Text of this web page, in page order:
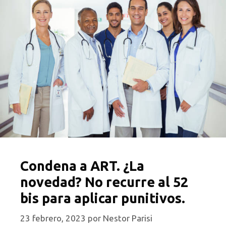
Condena a ART. ¿La
novedad? No recurre al 52
bis para aplicar punitivos.
23 febrero, 2023 por Nestor Parisi